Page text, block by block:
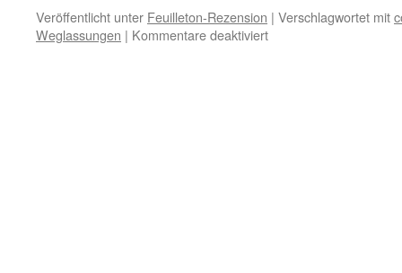
Veröffentlicht unter Feuilleton-Rezension | Verschlagwortet mit
Weglassungen | Kommentare deaktiviertfür